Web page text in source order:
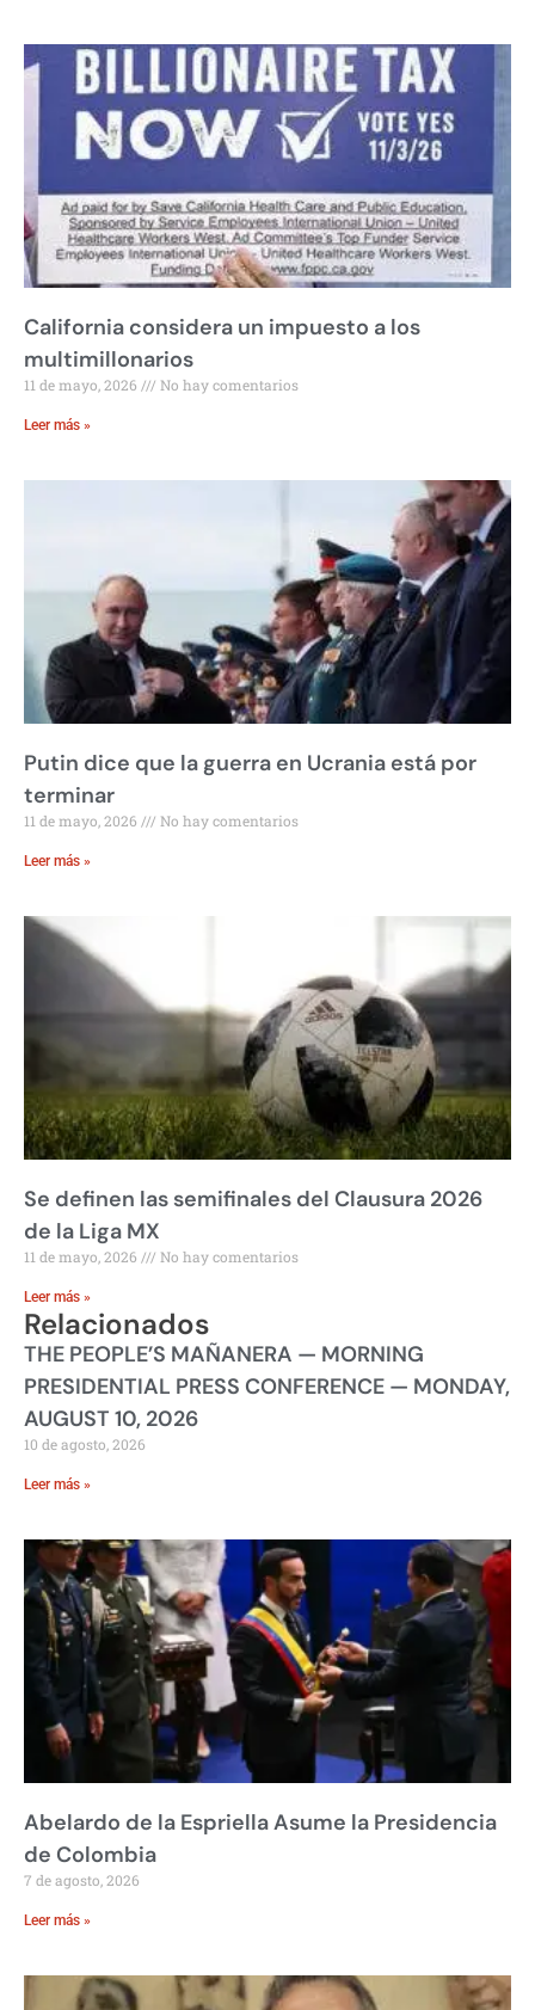
California considera un impuesto a los
multimillonarios
11 de mayo, 2026 No hay comentarios
Leer más »
Putin dice que la guerra en Ucrania está por
terminar
11 de mayo, 2026 No hay comentarios
Leer más »
Se definen las semifinales del Clausura 2026
de la Liga MX
11 de mayo, 2026 No hay comentarios
Leer más »
Relacionados
THE PEOPLE’S MAÑANERA — MORNING
PRESIDENTIAL PRESS CONFERENCE — MONDAY,
AUGUST 10, 2026
10 de agosto, 2026
Leer más »
Abelardo de la Espriella Asume la Presidencia
de Colombia
7 de agosto, 2026
Leer más »